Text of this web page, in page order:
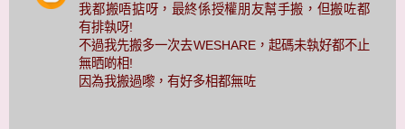
我都搬唔掂呀，最終係授權朋友幫手搬，但搬咗都
有排執呀!
不過我先搬多一次去WESHARE，起碼未執好都不止
無晒啲相!
因為我搬過嚟，有好多相都無咗